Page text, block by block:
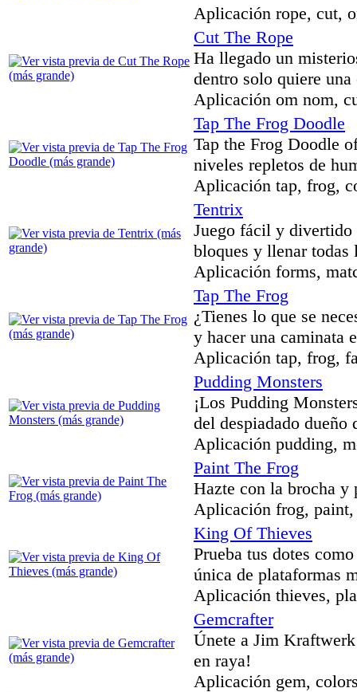
Aplicación rope, cut,
Cut The Rope
Ha llegado un
dentro solo quiere
Aplicación om nom,
Tap The Frog Doodle
Tap the Frog Doodle
niveles repletos de
Aplicación tap, frog,
Tentrix
Juego fácil y divertido
bloques y llenar todas
Aplicación forms,
Tap The Frog
¿Tienes lo que se
y hacer una caminata
Aplicación tap, frog,
Pudding Monsters
¡Los Pudding
del despiadado dueño
Aplicación pudding,
Paint The Frog
Hazte con la brocha y
Aplicación frog,
King Of Thieves
Prueba tus dotes
única de plataformas
Aplicación thieves,
Gemcrafter
Únete a Jim
en raya!
Aplicación gem,